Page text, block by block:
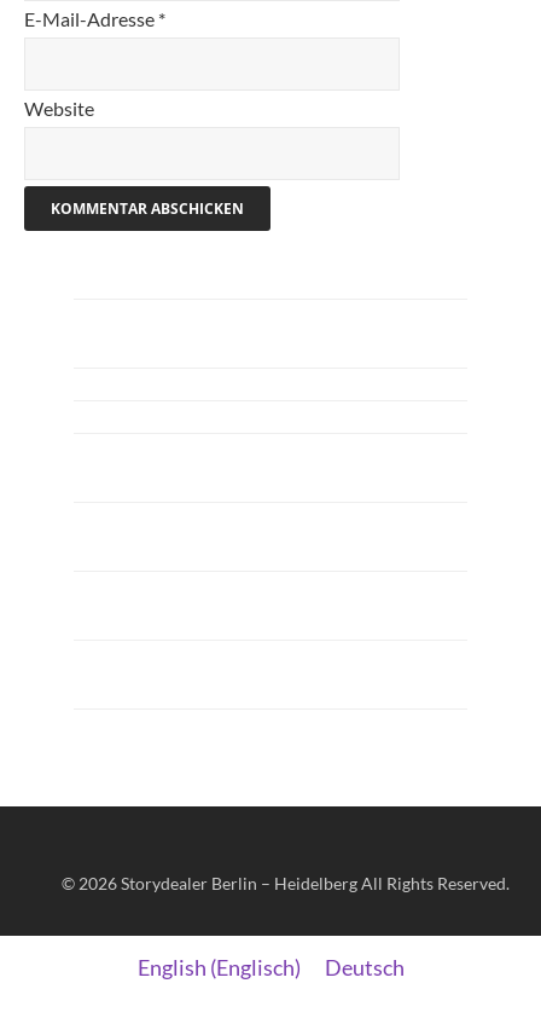
E-Mail-Adresse *
Website
© 2026Storydealer Berlin – HeidelbergAll Rights Reserved.
English (Englisch) Deutsch